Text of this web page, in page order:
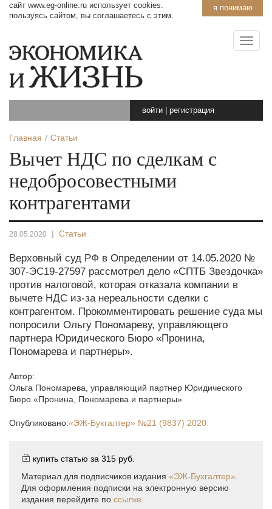
я понимаю
сайт www.eg-online.ru использует cookies.
пользуясь сайтом, вы соглашаетесь с этим.
войти регистрация
Главная Статьи
Вычет НДС по сделкам с
недобросовестными
контрагентами
28.05.2020 | Статьи
Верховный суд РФ в Определении от 14.05.2020 №
307-ЭС19-27597 рассмотрел дело «СПТБ Звездочка»
против налоговой, которая отказала компании в
вычете НДС из-за нереальности сделки с
контрагентом. Прокомментировать решение суда мы
попросили Ольгу Пономареву, управляющего
партнера Юридического Бюро «Пронина,
Пономарева и партнеры».
Автор:
Ольга Пономарева управляющий партнер Юридического
Бюро «Пронина, Пономарева и партнеры»
Опубликовано:«ЭЖ-Бухгалтер» №21 (9837) 2020
купить статью за 315 руб.
Материал для подписчиков издания «ЭЖ-Бухгалтер»
Для оформления подписки на электронную версию
издания перейдите по ссылке